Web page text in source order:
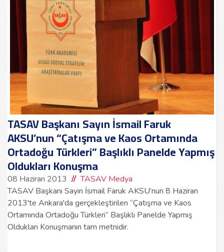
TASAV Başkanı Sayın İsmail Faruk
AKSU’nun “Çatışma ve Kaos Ortamında
Ortadoğu Türkleri” Başlıklı Panelde Yapmış
Oldukları Konuşma
08 Haziran 2013
TASAV Medya
TASAV Başkanı Sayın İsmail Faruk AKSU’nun 8 Haziran
2013'te Ankara'da gerçekleştirilen “Çatışma ve Kaos
Ortamında Ortadoğu Türkleri” Başlıklı Panelde Yapmış
Oldukları Konuşmanın tam metnidir.